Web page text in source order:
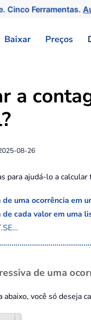
Cinco Ferramentas.
Baixar Preços
a
08-26
para ajudá-lo a
uma ocorrência em
cada valor em uma
de uma
você só deseja